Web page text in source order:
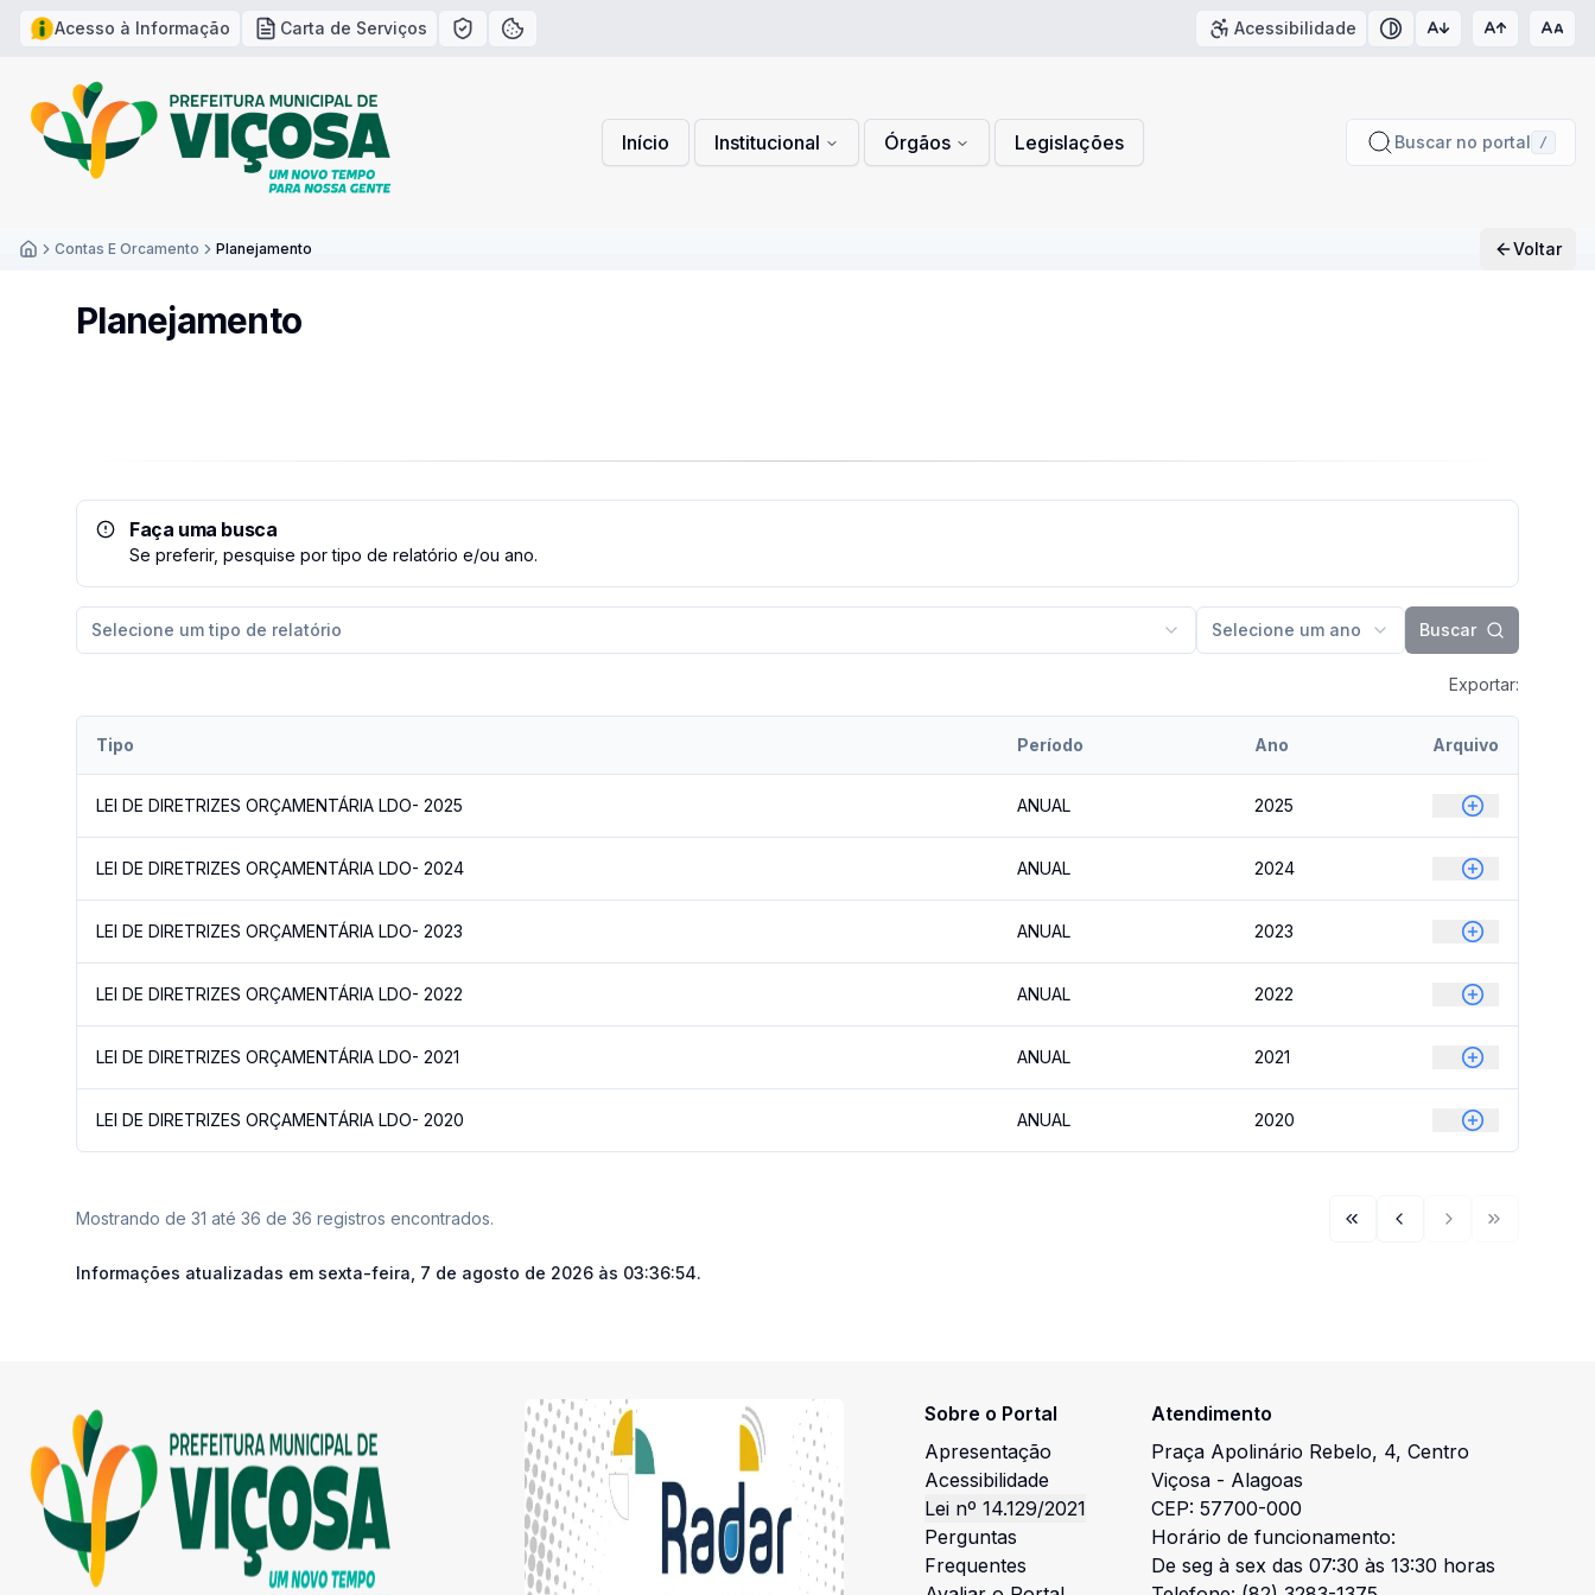
Acesso à Informação Carta de Serviços Política de Privacidade
Política de Cookies Acessibilidade Contraste
Início Institucional Órgãos Legislações Buscar no portal /
Contas E Orcamento Planejamento Voltar
Planejamento
Faça uma busca
Se preferir, pesquise por tipo de relatório e/ou ano.
Selecione um tipo de relatório Selecione um ano Buscar
Exportar:
Tipo Período Ano Arquivo
LEI DE DIRETRIZES ORÇAMENTÁRIA LDO- 2025 ANUAL 2025
LEI DE DIRETRIZES ORÇAMENTÁRIA LDO- 2024 ANUAL 2024
LEI DE DIRETRIZES ORÇAMENTÁRIA LDO- 2023 ANUAL 2023
LEI DE DIRETRIZES ORÇAMENTÁRIA LDO- 2022 ANUAL 2022
LEI DE DIRETRIZES ORÇAMENTÁRIA LDO- 2021 ANUAL 2021
LEI DE DIRETRIZES ORÇAMENTÁRIA LDO- 2020 ANUAL 2020
Mostrando de 31 até 36 de 36 registros encontrados. Primeira página
Página anterior
Próxima página
Última
Informações atualizadas em sexta-feira, 7 de agosto de 2026 às 03:36:54.
Sobre o Portal
Apresentação
Acessibilidade
Lei nº 14.129/2021
Perguntas
Frequentes
Atendimento
Praça Apolinário Rebelo, 4,Centro
Viçosa - Alagoas
CEP:57700-000
Horário de funcionamento:
De seg à sex das 07:30 às 13:30 horas